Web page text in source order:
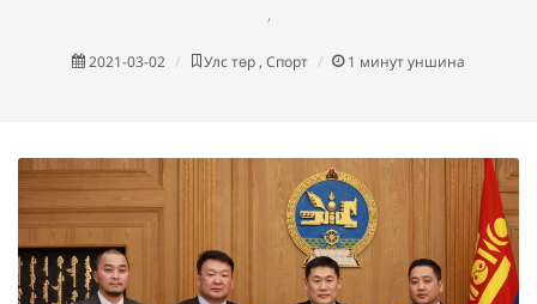
,
2021-03-02 Улс төр , Спорт 1 минут уншина